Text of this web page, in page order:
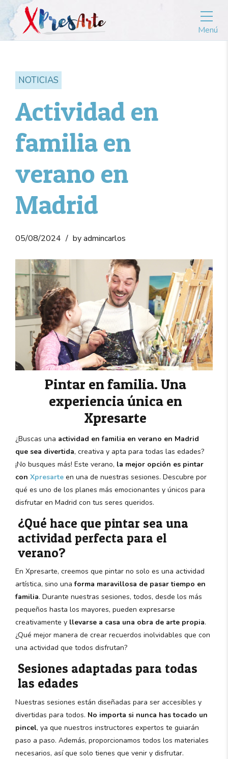
Menú
NOTICIAS
Actividad en
familia en
verano en
Madrid
05/08/2024 by admincarlos
Pintar en familia. Una
experiencia única en
Xpresarte
¿Buscas una actividad en familia en verano en Madrid
que sea divertida, creativa y apta para todas las edades?
¡No busques más! Este verano, la mejor opción es pintar
con Xpresarte en una de nuestras sesiones. Descubre por
qué es uno de los planes más emocionantes y únicos para
disfrutar en Madrid con tus seres queridos.
¿Qué hace que pintar sea una
actividad perfecta para el
verano?
En Xpresarte, creemos que pintar no solo es una actividad
artística, sino unaforma maravillosa de pasar tiempo en
familia. Durante nuestras sesiones, todos, desde los más
pequeños hasta los mayores, pueden expresarse
creativamente y llevarse a casa una obra de arte propia.
¿Qué mejor manera de crear recuerdos inolvidables que con
una actividad que todos disfrutan?
Sesiones adaptadas para todas
las edades
Nuestras sesiones están diseñadas para ser accesibles y
divertidas para todos. No importa si nunca has tocado un
pincel, ya que nuestros instructores expertos te guiarán
paso a paso. Además, proporcionamos todos los materiales
necesarios, así que solo tienes que venir y disfrutar.